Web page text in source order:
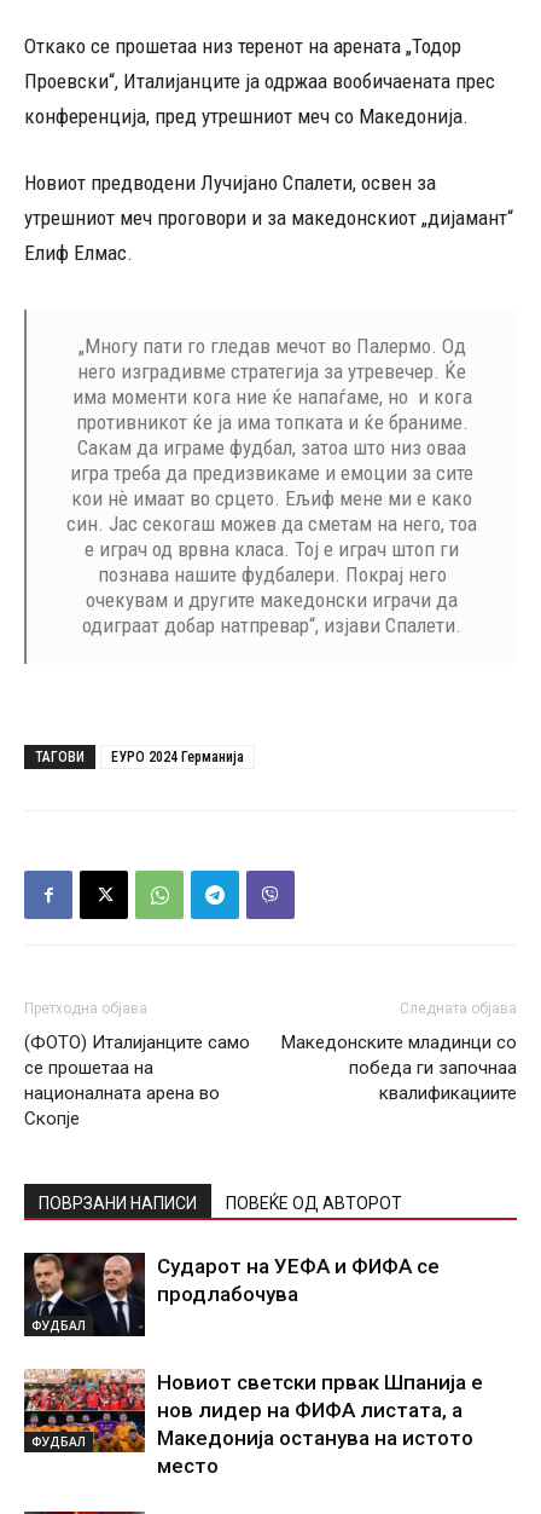
Откако се прошетаа низ теренот на арената „Тодор
Проевски“, Италијанците ја одржаа вообичаената прес
конференција, пред утрешниот меч со Македонија.
Новиот предводени Лучијано Спалети, освен за
утрешниот меч проговори и за македонскиот „дијамант“
Елиф Елмас.
„Многу пати го гледав мечот во Палермо. Од
него изградивме стратегија за утревечер. Ќе
има моменти кога ние ќе напаѓаме, но и кога
противникот ќе ја има топката и ќе браниме.
Сакам да играме фудбал, затоа што низ оваа
игра треба да предизвикаме и емоции за сите
кои нѐ имаат во срцето. Ељиф мене ми е како
син. Јас секогаш можев да сметам на него, тоа
е играч од врвна класа. Тој е играч штоп ги
познава нашите фудбалери. Покрај него
очекувам и другите македонски играчи да
одиграат добар натпревар“, изјави Спалети.
ТАГОВИ ЕУРО 2024 Германија
Претходна објава
(ФОТО) Италијанците само
се прошетаа на
националната арена во
Скопје
Следната објава
Македонските младинци со
победа ги започнаа
квалификациите
ПОВРЗАНИ НАПИСИ ПОВЕЌЕ ОД АВТОРОТ
ФУДБАЛ
Сударот на УЕФА и ФИФА се
продлабочува
ФУДБАЛ
Новиот светски првак Шпанија е
нов лидер на ФИФА листата, а
Македонија останува на истото
место